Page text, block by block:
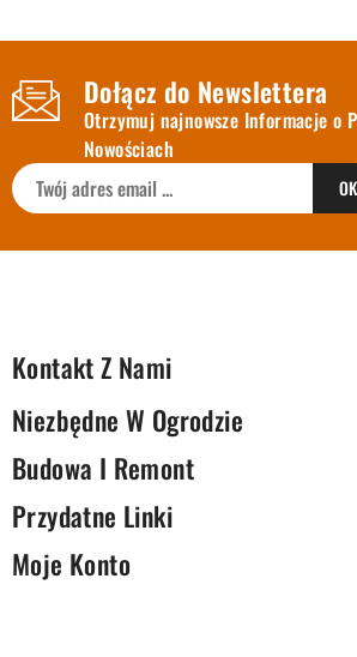
Dołącz do Newslettera
Otrzymuj najnowsze Informacje o
Nowościach
Kontakt Z Nami
Niezbędne W Ogrodzie
Budowa I Remont
Przydatne Linki
Moje Konto